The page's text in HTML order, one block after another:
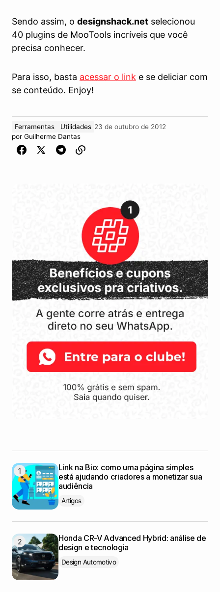
Sendo assim, o designshack.net selecionou
40 plugins de MooTools incríveis que você
precisa conhecer.
Para isso, basta acessar o link e se deliciar com
se conteúdo. Enjoy!
Ferramentas Utilidades 23 de outubro de 2012
por Guilherme Dantas
Link na Bio: como uma página simples
está ajudando criadores a monetizar sua
audiência
Artigos
Honda CR-V Advanced Hybrid: análise de
design e tecnologia
Design Automotivo